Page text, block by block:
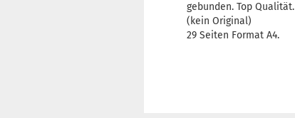
gebunden. Top Qualität.
(kein Original)
29 Seiten Format A4.